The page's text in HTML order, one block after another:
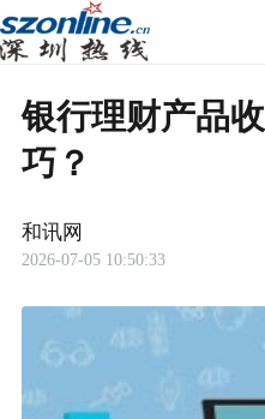
银行理财产品
巧？
和讯网
2026-07-05 10:50:33